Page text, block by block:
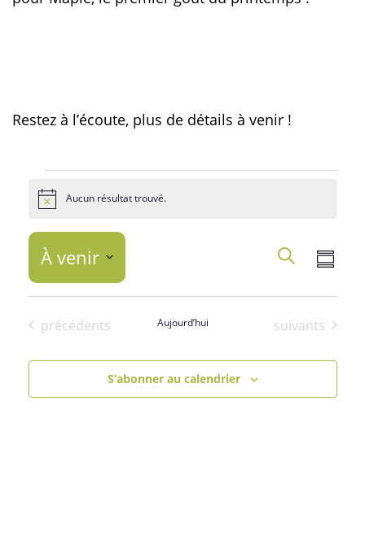
Restez à l’écoute, plus de détails à venir !
Événements
NoticeAucun résultat trouvé.
et
de
vues
Recherche
de
Résumé
À venir
Sélectionnez
date
Événements
précédents Aujourd’hui Événements
suivants
S’abonner au calendrier